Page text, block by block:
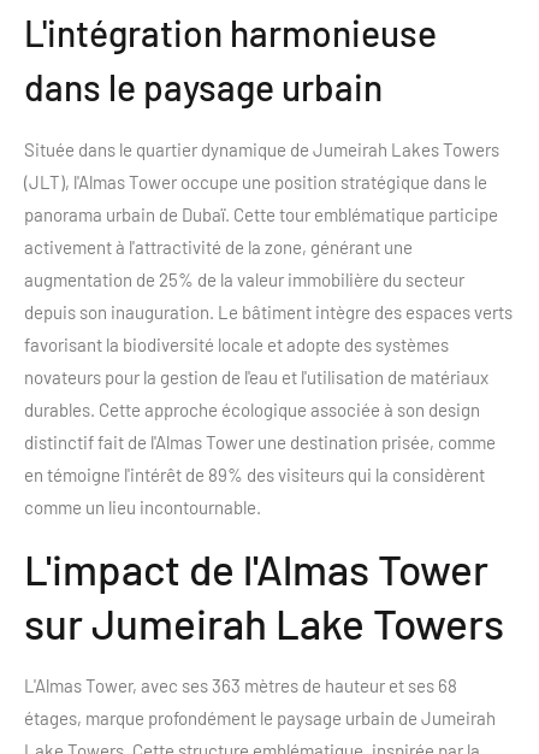
L'intégration harmonieuse
dans le paysage urbain
Située dans le quartier dynamique de Jumeirah Lakes Towers
(JLT), l'Almas Tower occupe une position stratégique dans le
panorama urbain de Dubaï. Cette tour emblématique participe
activement à l'attractivité de la zone, générant une
augmentation de 25% de la valeur immobilière du secteur
depuis son inauguration. Le bâtiment intègre des espaces verts
favorisant la biodiversité locale et adopte des systèmes
novateurs pour la gestion de l'eau et l'utilisation de matériaux
durables. Cette approche écologique associée à son design
distinctif fait de l'Almas Tower une destination prisée, comme
en témoigne l'intérêt de 89% des visiteurs qui la considèrent
comme un lieu incontournable.
L'impact de l'Almas Tower
sur Jumeirah Lake Towers
L'Almas Tower, avec ses 363 mètres de hauteur et ses 68
étages, marque profondément le paysage urbain de Jumeirah